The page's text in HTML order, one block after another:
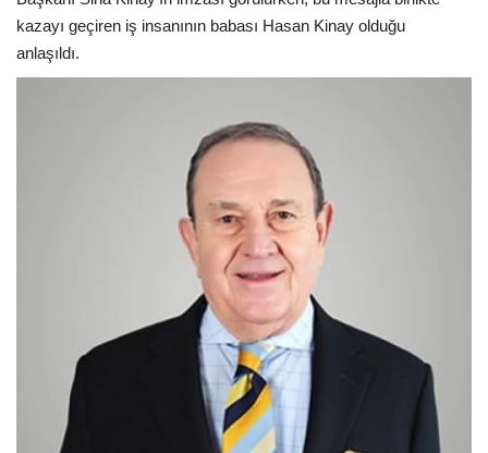
kazayı geçiren iş insanının babası Hasan Kinay olduğu
anlaşıldı.